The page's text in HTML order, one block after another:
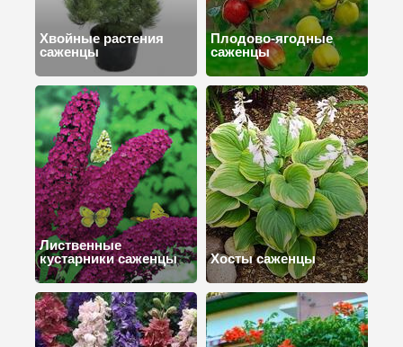
Хвойные растения
саженцы
Плодово-ягодные
саженцы
Лиственные
кустарники саженцы
Хосты саженцы